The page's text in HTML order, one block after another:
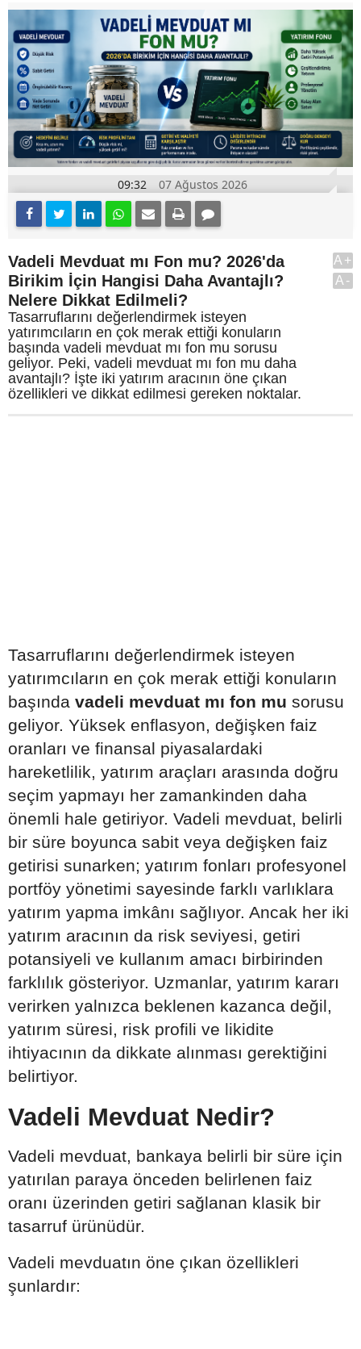
09:32 07 Ağustos 2026
Vadeli Mevduat mı Fon mu? 2026'da
Birikim İçin Hangisi Daha Avantajlı?
Nelere Dikkat Edilmeli?
Tasarruflarını değerlendirmek isteyen
yatırımcıların en çok merak ettiği konuların
başında vadeli mevduat mı fon mu sorusu
geliyor. Peki, vadeli mevduat mı fon mu daha
avantajlı? İşte iki yatırım aracının öne çıkan
özellikleri ve dikkat edilmesi gereken noktalar.
A+
A-
Tasarruflarını değerlendirmek isteyen
yatırımcıların en çok merak ettiği konuların
başında vadeli mevduat mı fon mu sorusu
geliyor. Yüksek enflasyon, değişken faiz
oranları ve finansal piyasalardaki
hareketlilik, yatırım araçları arasında doğru
seçim yapmayı her zamankinden daha
önemli hale getiriyor. Vadeli mevduat, belirli
bir süre boyunca sabit veya değişken faiz
getirisi sunarken; yatırım fonları profesyonel
portföy yönetimi sayesinde farklı varlıklara
yatırım yapma imkânı sağlıyor. Ancak her iki
yatırım aracının da risk seviyesi, getiri
potansiyeli ve kullanım amacı birbirinden
farklılık gösteriyor. Uzmanlar, yatırım kararı
verirken yalnızca beklenen kazanca değil,
yatırım süresi, risk profili ve likidite
ihtiyacının da dikkate alınması gerektiğini
belirtiyor.
Vadeli Mevduat Nedir?
Vadeli mevduat, bankaya belirli bir süre için
yatırılan paraya önceden belirlenen faiz
oranı üzerinden getiri sağlanan klasik bir
tasarruf ürünüdür.
Vadeli mevduatın öne çıkan özellikleri
şunlardır: